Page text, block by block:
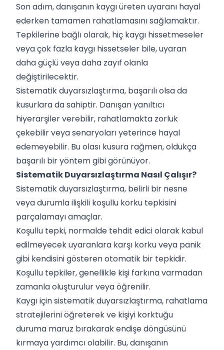
Son adım, danışanın kaygı üreten uyaranı hayal
ederken tamamen rahatlamasını sağlamaktır.
Tepkilerine bağlı olarak, hiç kaygı hissetmeseler
veya çok fazla kaygı hissetseler bile, uyaran
daha güçlü veya daha zayıf olanla
değiştirilecektir.
Sistematik duyarsızlaştırma, başarılı olsa da
kusurlara da sahiptir. Danışan yanıltıcı
hiyerarşiler verebilir, rahatlamakta zorluk
çekebilir veya senaryoları yeterince hayal
edemeyebilir. Bu olası kusura rağmen, oldukça
başarılı bir yöntem gibi görünüyor.
Sistematik Duyarsızlaştırma Nasıl Çalışır?
Sistematik duyarsızlaştırma, belirli bir nesne
veya durumla ilişkili koşullu korku tepkisini
parçalamayı amaçlar.
Koşullu tepki, normalde tehdit edici olarak kabul
edilmeyecek uyaranlara karşı korku veya panik
gibi kendisini gösteren otomatik bir tepkidir.
Koşullu tepkiler, genellikle kişi farkına varmadan
zamanla oluşturulur veya öğrenilir.
Kaygı için sistematik duyarsızlaştırma, rahatlama
stratejilerini öğreterek ve kişiyi korktuğu
duruma maruz bırakarak endişe döngüsünü
kırmaya yardımcı olabilir. Bu, danışanın